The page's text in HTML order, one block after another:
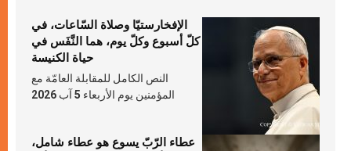
الإفخارستيّا وصلاة السّاعات، في
كلّ أسبوع وكلّ يوم، هما النَّفَس في
حياة الكنيسة
النص الكامل للمقابلة العامّة مع
المؤمنين يوم الأربعاء 5 آب 2026
عطاء الرّبّ يسوع هو عطاء شامل،